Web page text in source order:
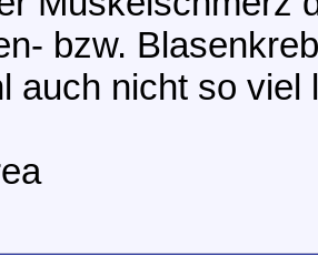
bzw.
auch nicht so